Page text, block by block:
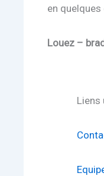
en quelques
Louez –
Liens